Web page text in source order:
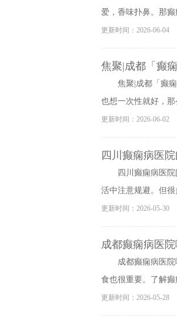
爱，香味扑鼻。那
更新时间：2026-06-04
焦聚|成都「癫
焦聚|成都「癫
也想一次性就好，
更新时间：2026-06-02
四川癫痫病医
四川癫痫病医
活中注意规避。但
更新时间：2026-05-30
成都癫痫病医
成都癫痫病医
食也很重要。了解
更新时间：2026-05-28